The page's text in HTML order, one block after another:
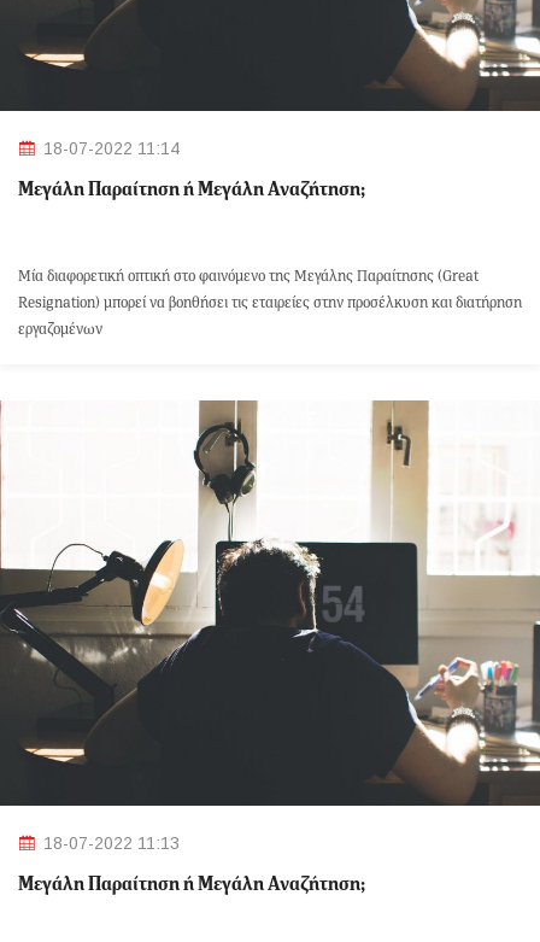
18-07-2022 11:14
Μεγάλη Παραίτηση ή Μεγάλη Αναζήτηση;
Μία διαφορετική οπτική στο φαινόμενο της Μεγάλης Παραίτησης (Great
Resignation) μπορεί να βοηθήσει τις εταιρείες στην προσέλκυση και διατήρηση
εργαζομένων
18-07-2022 11:13
Μεγάλη Παραίτηση ή Μεγάλη Αναζήτηση;